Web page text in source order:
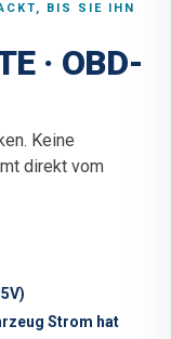
BIS SIE IHN
· OBD-
Keine
direkt vom
Strom hat